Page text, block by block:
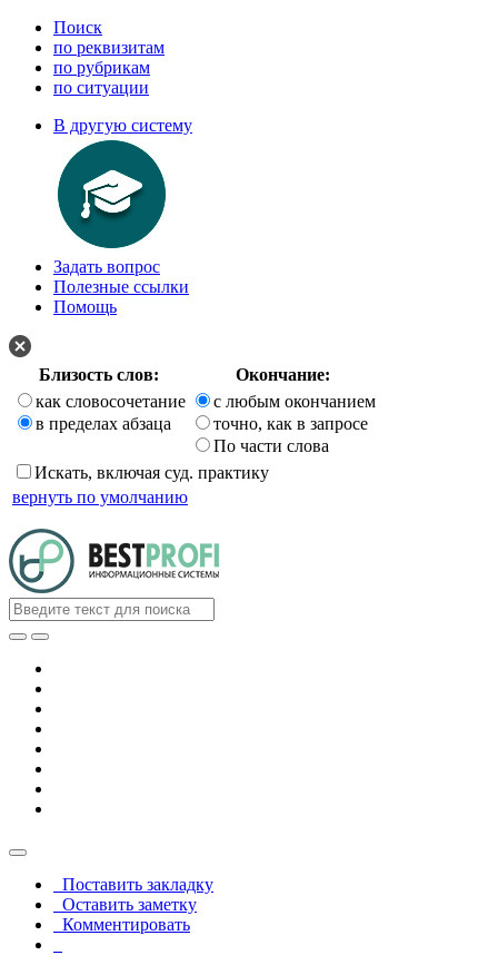
Поиск
по реквизитам
по рубрикам
по ситуации
В другую систему
Задать вопрос
Полезные ссылки
Помощь
Близость слов:
Окончание:
как словосочетание
в пределах абзаца
с любым окончанием
точно, как в запросе
По части слова
Искать, включая суд. практику
вернуть по умолчанию
Поставить закладку
Оставить заметку
Комментировать